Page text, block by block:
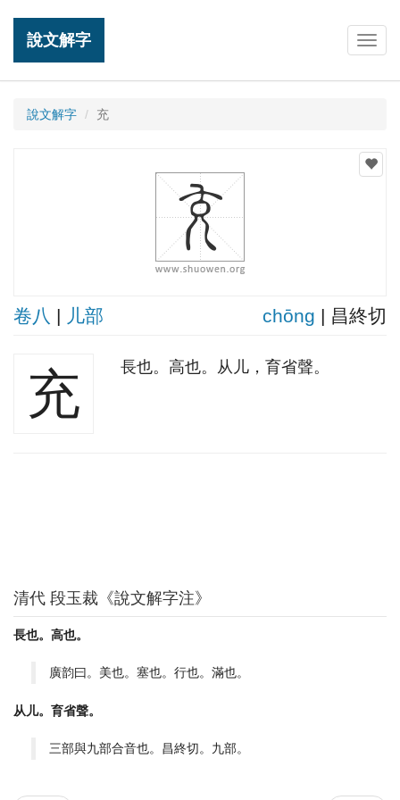
說文解字
說文解字 充
卷八 | 儿部 chōnɡ | 昌終切
充 長也。高也。从儿，育省聲。
清代 段玉裁《說文解字注》
長也。高也。
廣韵曰。美也。塞也。行也。滿也。
从儿。育省聲。
三部與九部合音也。昌終切。九部。